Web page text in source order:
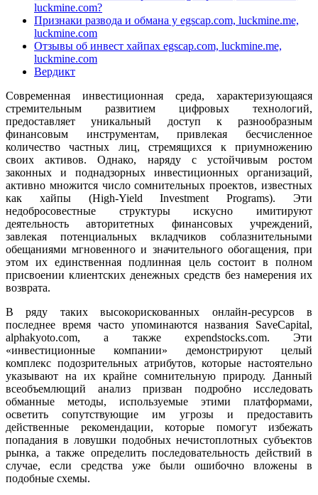
luckmine.com?
Признаки развода и обмана у egscap.com, luckmine.me,
luckmine.com
Отзывы об инвест хайпах egscap.com, luckmine.me,
luckmine.com
Вердикт
Современная инвестиционная среда, характеризующаяся
стремительным развитием цифровых технологий,
предоставляет уникальный доступ к разнообразным
финансовым инструментам, привлекая бесчисленное
количество частных лиц, стремящихся к приумножению
своих активов. Однако, наряду с устойчивым ростом
законных и поднадзорных инвестиционных организаций,
активно множится число сомнительных проектов, известных
как хайпы (High-Yield Investment Programs). Эти
недобросовестные структуры искусно имитируют
деятельность авторитетных финансовых учреждений,
завлекая потенциальных вкладчиков соблазнительными
обещаниями мгновенного и значительного обогащения, при
этом их единственная подлинная цель состоит в полном
присвоении клиентских денежных средств без намерения их
возврата.
В ряду таких высокорискованных онлайн-ресурсов в
последнее время часто упоминаются названия SaveCapital,
alphakyoto.com, а также expendstocks.com. Эти
«инвестиционные компании» демонстрируют целый
комплекс подозрительных атрибутов, которые настоятельно
указывают на их крайне сомнительную природу. Данный
всеобъемлющий анализ призван подробно исследовать
обманные методы, используемые этими платформами,
осветить сопутствующие им угрозы и предоставить
действенные рекомендации, которые помогут избежать
попадания в ловушки подобных нечистоплотных субъектов
рынка, а также определить последовательность действий в
случае, если средства уже были ошибочно вложены в
подобные схемы.